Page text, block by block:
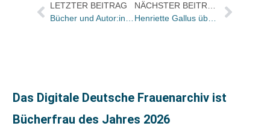
LETZTER BEITRAG
Bücher und Autor:innen in der „Frankfurter Allgemeinen Sonntagszeitung“
NÄCHSTER BEITRAG
Henriette Gallus übernimmt Gesamtverantwortung für die Öffentlichkeitsstrategien der Ullstein Buchverlage
Das Digitale Deutsche Frauenarchiv ist
Bücherfrau des Jahres 2026